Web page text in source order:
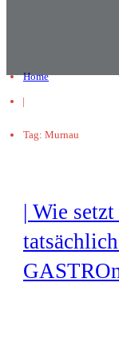
Home
|
Tag: Murnau
| Wie